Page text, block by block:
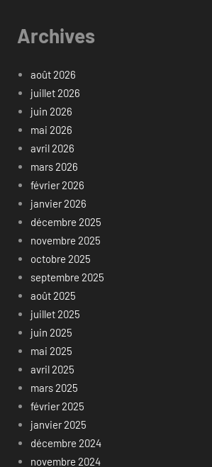
Archives
août 2026
juillet 2026
juin 2026
mai 2026
avril 2026
mars 2026
février 2026
janvier 2026
décembre 2025
novembre 2025
octobre 2025
septembre 2025
août 2025
juillet 2025
juin 2025
mai 2025
avril 2025
mars 2025
février 2025
janvier 2025
décembre 2024
novembre 2024